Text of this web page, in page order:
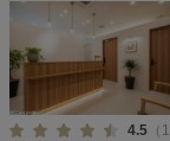
4.5 （